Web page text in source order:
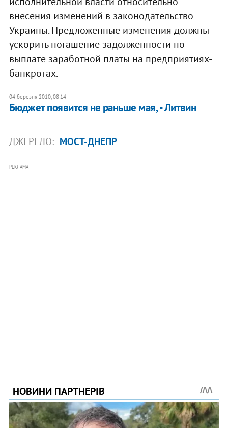
внесения изменений в законодательство
Украины. Предложенные изменения должны
ускорить погашение задолженности по
выплате заработной платы на предприятиях-
банкротах.
04 березня 2010, 08:14
Бюджет появится не раньше мая, - Литвин
ДЖЕРЕЛО: МОСТ-ДНЕПР
РЕКЛАМА